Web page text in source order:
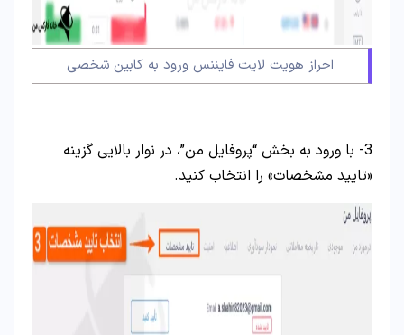
احراز هویت لایت فایننس ورود به کابین شخصی
3- با ورود به بخش “پروفایل من”، در نوار بالایی گزینه
«تایید مشخصات» را انتخاب کنید.